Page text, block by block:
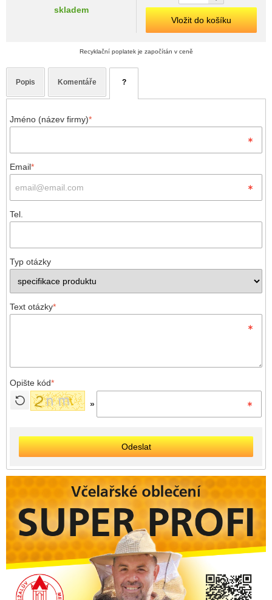
skladem
Vložit do košíku
Recyklační poplatek je započítán v ceně
Popis Komentáře ?
Jméno (název firmy)*
Email*
Tel.
Typ otázky
Text otázky*
Opište kód*
»
Odeslat